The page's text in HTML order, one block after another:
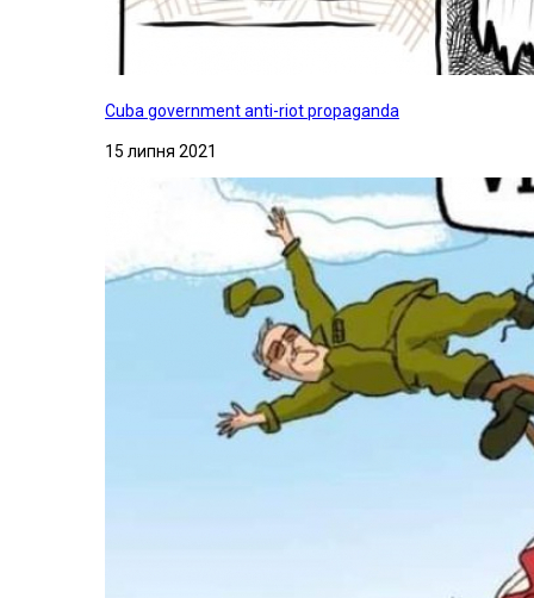
Cuba government anti-riot propaganda
15 липня 2021